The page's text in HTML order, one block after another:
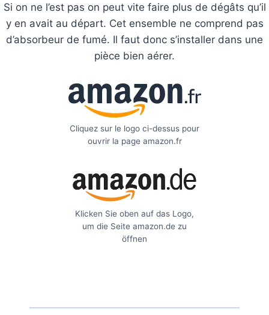
Si on ne l’est pas on peut vite faire plus de dégâts qu’il
y en avait au départ. Cet ensemble ne comprend pas
d’absorbeur de fumé. Il faut donc s’installer dans une
pièce bien aérer.
Cliquez sur le logo ci-dessus pour
ouvrir la page amazon.fr
Klicken Sie oben auf das Logo,
um die Seite amazon.de zu
öffnen